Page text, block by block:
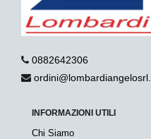
0882642306
INFORMAZIONI UTILI
Chi Siamo